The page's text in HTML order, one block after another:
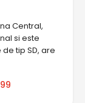
Central,
si este
tip SD, are